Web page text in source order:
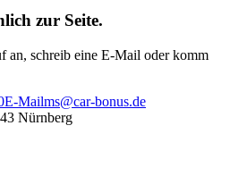
zur Seite.
an, schreib eine E-Mail oder komm
E-Mailms@car-bonus.de
Nürnberg